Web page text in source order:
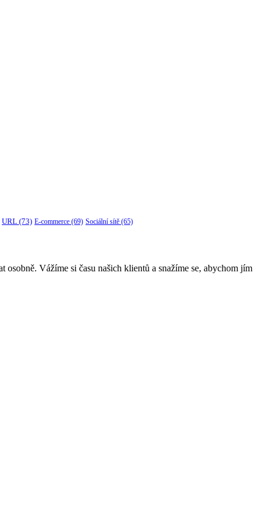
URL (73) E-commerce (69) Sociální sítě (65)
Vážíme si času našich klientů a snažíme se, abychom jím